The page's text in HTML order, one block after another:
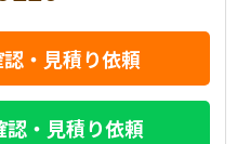
・見積り依頼
・見積り依頼